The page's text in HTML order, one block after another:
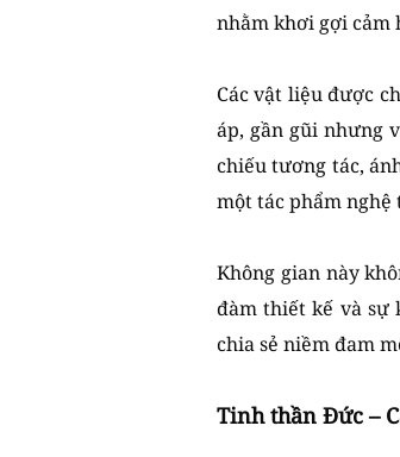
nhằm khơi gợi cảm
Các vật liệu được
áp, gần gũi nhưng
chiếu tương tác,
một tác phẩm nghệ
Không gian này
đàm thiết kế và sự
chia sẻ niềm đam
Tinh thần Đức –